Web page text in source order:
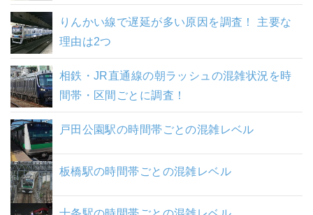
りんかい線で遅延が多い原因を調査！ 主要な
理由は2つ
相鉄・JR直通線の朝ラッシュの混雑状況を時
間帯・区間ごとに調査！
戸田公園駅の時間帯ごとの混雑レベル
板橋駅の時間帯ごとの混雑レベル